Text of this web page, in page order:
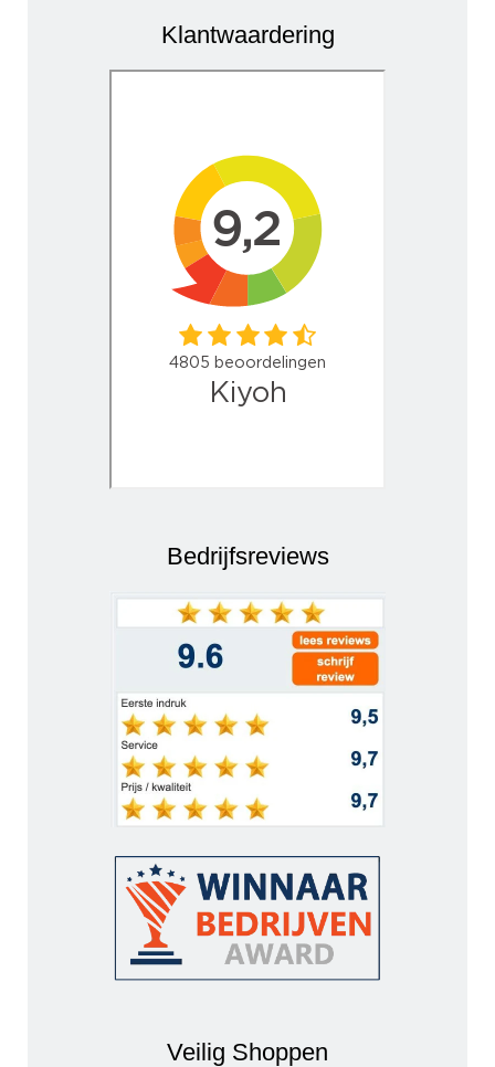
Klantwaardering
Bedrijfsreviews
Veilig Shoppen